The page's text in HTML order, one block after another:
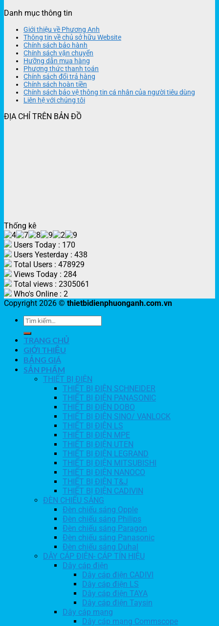
Danh mục thông tin
Giới thiệu về Phương Anh
Thông tin về chủ sở hữu Website
Chính sách bảo hành
Chính sách vận chuyển
Hưỡng dẫn mua hàng
Phương thức thanh toán
Chính sách đổi trả hàng
Chính sách hoàn tiền
Chính sách bảo vệ thông tin cá nhân của người tiêu dùng
Liên hệ với chúng tôi
ĐỊA CHỈ TRÊN BẢN ĐỒ
Thống kê
Users Today : 170
Users Yesterday : 438
Total Users : 478929
Views Today : 284
Total views : 2305061
Who's Online : 2
Copyright 2026 © thietbidienphuonganh.com.vn
TRANG CHỦ
GIỚI THIỆU
BẢNG GIÁ
SẢN PHẨM
THIẾT BỊ ĐIỆN
THIẾT BỊ ĐIỆN SCHNEIDER
THIẾT BỊ ĐIỆN PANASONIC
THIẾT BỊ ĐIỆN DOBO
THIẾT BỊ ĐIỆN SINO/ VANLOCK
THIẾT BỊ ĐIỆN LS
THIẾT BỊ ĐIỆN MPE
THIẾT BỊ ĐIỆN UTEN
THIẾT BỊ ĐIỆN LEGRAND
THIẾT BỊ ĐIỆN MITSUBISHI
THIẾT BỊ ĐIỆN NANOCO
THIẾT BỊ ĐIỆN T&J
THIẾT BỊ ĐIỆN CADIVIN
ĐÈN CHIẾU SÁNG
Đèn chiếu sáng Opple
Đèn chiếu sáng Philips
Đèn chiếu sáng Paragon
Đèn chiếu sáng Panasonic
Đèn chiếu sáng Duhal
DÂY CÁP ĐIỆN- CÁP TÍN HIỆU
Dây cáp điện
Dây cáp điện CADIVI
Dây cáp điện LS
Dây cáp điện TAYA
Dây cáp điện Taysin
Dây cáp mạng
Dây cáp mạng Commscope